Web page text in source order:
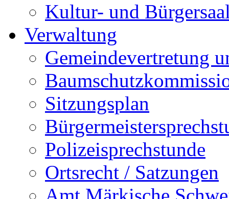
Kultur- und
Verwaltung
Gemeindevertretung
Sitzungsplan
Polizeisprechstunde
Ortsrecht / Satzungen